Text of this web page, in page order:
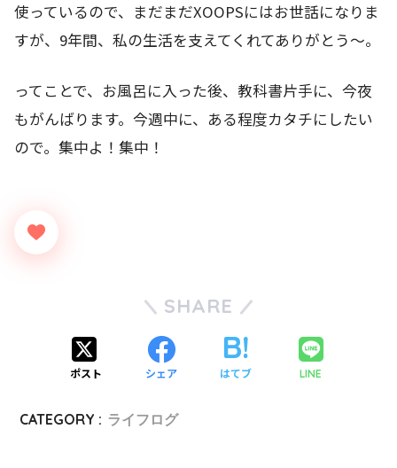
使っているので、まだまだXOOPSにはお世話になりま
すが、9年間、私の生活を支えてくれてありがとう～。
ってことで、お風呂に入った後、教科書片手に、今夜
もがんばります。今週中に、ある程度カタチにしたい
ので。集中よ！集中！
SHARE
ポスト シェア はてブ LINE
CATEGORY : ライフログ